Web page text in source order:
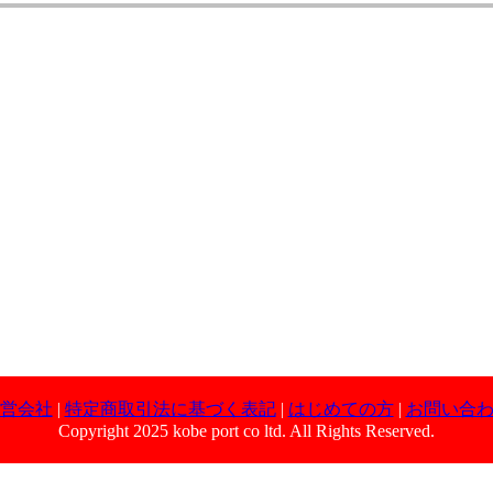
会社 | 特定商取引法に基づく表記| はじめての方| お問い合
Copyright 2025 kobe port co ltd. All Rights Reserved.